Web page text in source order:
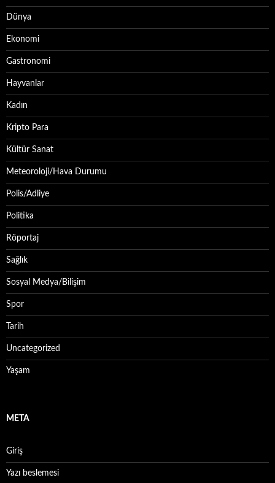
Dünya
Ekonomi
Gastronomi
Hayvanlar
Kadın
Kripto Para
Kültür Sanat
Meteoroloji/Hava Durumu
Polis/Adliye
Politika
Röportaj
Sağlık
Sosyal Medya/Bilişim
Spor
Tarih
Uncategorized
Yaşam
META
Giriş
Yazı beslemesi